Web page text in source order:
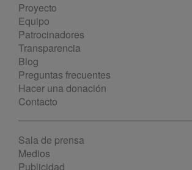
Proyecto
Equipo
Patrocinadores
Transparencia
Blog
Preguntas frecuentes
Hacer una donación
Contacto
Sala de prensa
Medios
Publicidad